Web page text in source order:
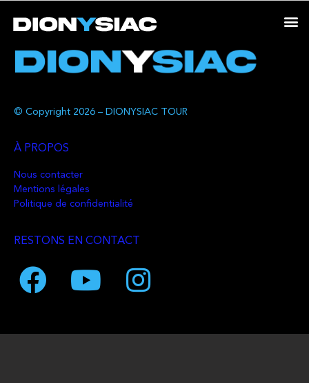
© Copyright 2026 – DIONYSIAC TOUR
À PROPOS
Nous contacter
Mentions légales
Politique de confidentialité
RESTONS EN CONTACT